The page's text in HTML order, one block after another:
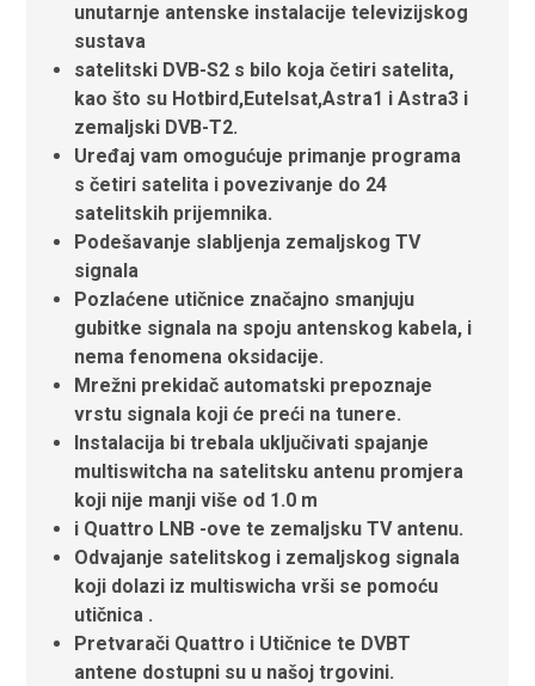
unutarnje antenske instalacije televizijskog
sustava
satelitski DVB-S2 s bilo koja četiri satelita,
kao što su Hotbird,Eutelsat,Astra1 i Astra3 i
zemaljski DVB-T2.
Uređaj vam omogućuje primanje programa
s četiri satelita i povezivanje do 24
satelitskih prijemnika.
Podešavanje slabljenja zemaljskog TV
signala
Pozlaćene utičnice značajno smanjuju
gubitke signala na spoju antenskog kabela, i
nema fenomena oksidacije.
Mrežni prekidač automatski prepoznaje
vrstu signala koji će preći na tunere.
Instalacija bi trebala uključivati ​​spajanje
multiswitcha na satelitsku antenu promjera
koji nije manji više od 1.0 m
i Quattro LNB -ove te zemaljsku TV antenu.
Odvajanje satelitskog i zemaljskog signala
koji dolazi iz multiswicha vrši se pomoću
utičnica .
Pretvarači Quattro i Utičnice te DVBT
antene dostupni su u našoj trgovini.